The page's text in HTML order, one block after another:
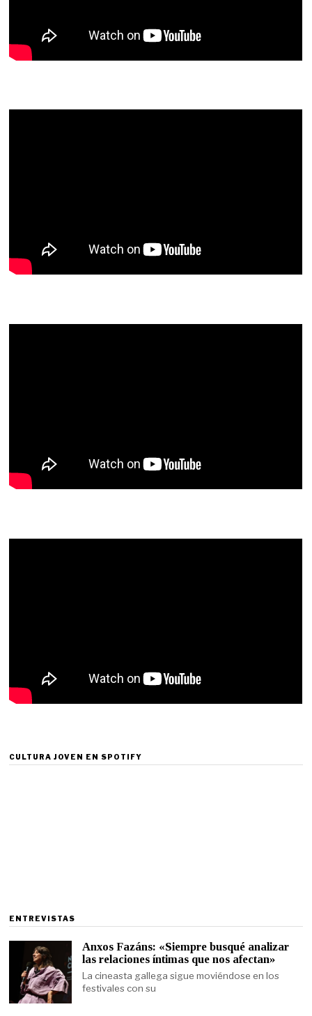
CULTURA JOVEN EN SPOTIFY
ENTREVISTAS
Anxos Fazáns: «Siempre busqué analizar
las relaciones íntimas que nos afectan»
La cineasta gallega sigue moviéndose en los
festivales con su